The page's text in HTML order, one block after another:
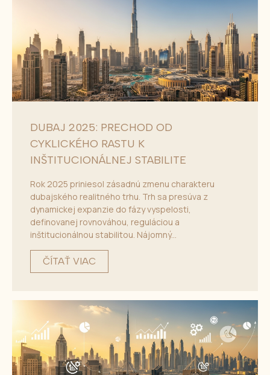
DUBAJ 2025: PRECHOD OD
CYKLICKÉHO RASTU K
INŠTITUCIONÁLNEJ STABILITE
Rok 2025 priniesol zásadnú zmenu charakteru
dubajského realitného trhu. Trh sa presúva z
dynamickej expanzie do fázy vyspelosti,
definovanej rovnováhou, reguláciou a
inštitucionálnou stabilitou. Nájomný...
ČÍTAŤ VIAC